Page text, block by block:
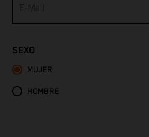
Bolivia
SEXO
MUJER
HOMBRE